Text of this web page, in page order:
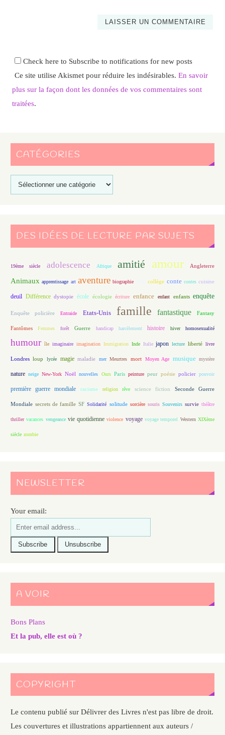
Check here to Subscribe to notifications for new posts
Ce site utilise Akismet pour réduire les indésirables. En savoir
plus sur la façon dont les données de vos commentaires sont
traitées.
CATÉGORIES
DES IDÉES DE LECTURE PAR SUJETS
19ème siècle adolescence Afrique amitié amour Angleterre
Animaux apprentissage art aventure biographie collège conte contes cuisine
deuil Différence dystopie école écologie écriture enfance enfant enfants enquête
Enquête policière Entraide Etats-Unis famille fantastique Fantasy
Fantômes Femmes forêt Guerre handicap harcèlement histoire hiver homosexualité
humour île imaginaire imagination Immigration Inde Italie japon lecture liberté livre
Londres loup lycée magie maladie mer Meurtres mort Moyen Age musique mystère
nature neige New-York Noël nouvelles Ours Paris peinture peur poésie policier pouvoir
première guerre mondiale racisme religion rêve science fiction Seconde Guerre
Mondiale secrets de famille SF Solidarité solitude sorcière souris Souvenirs survie théâtre
thriller vacances vengeance vie quotidienne violence voyage voyage temporel Western XIXème
siècle zombie
NEWSLETTER
Your email:
A VOIR
Bons Plans
Et la pub, elle est où ?
COPYRIGHT
Le contenu publié sur Délivrer des Livres n'est pas libre de droit.
Les couvertures et illustrations appartiennent aux auteurs /